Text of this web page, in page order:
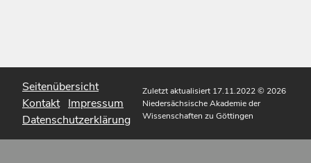
Seitenübersicht
Kontakt Impressum
Datenschutzerklärung
Zuletzt aktualisiert 17.11.2022© 2026
Niedersächsische Akademie der
Wissenschaften zu Göttingen